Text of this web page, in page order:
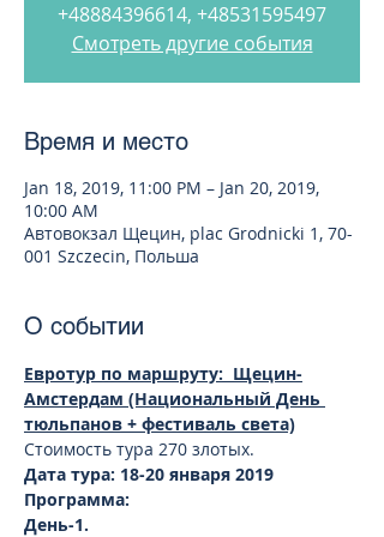
+48884396614, +48531595497
Смотреть другие события
Время и место
Jan 18, 2019, 11:00 PM – Jan 20, 2019,
10:00 AM
Автовокзал Щецин, plac Grodnicki 1, 70-
001 Szczecin, Польша
О событии
Евротур по маршруту:  Щецин-
Амстердам (Национальный День
тюльпанов + фестиваль света)
Дата тура: 18-20 января 2019
День-1.